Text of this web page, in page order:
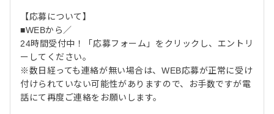
【応募について】
■WEBから／
24時間受付中！「応募フォーム」をクリックし、エントリ
ーしてください。
※数日経っても連絡が無い場合は、WEB応募が正常に受け
付けられていない可能性がありますので、お手数ですが電
話にて再度ご連絡をお願いします。